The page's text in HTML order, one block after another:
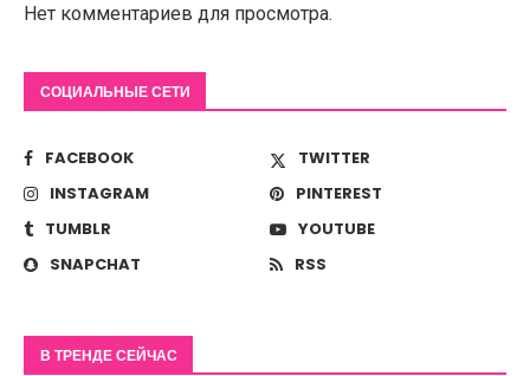
Нет комментариев для просмотра.
СОЦИАЛЬНЫЕ СЕТИ
FACEBOOK
TWITTER
INSTAGRAM
PINTEREST
TUMBLR
YOUTUBE
SNAPCHAT
RSS
В ТРЕНДЕ СЕЙЧАС